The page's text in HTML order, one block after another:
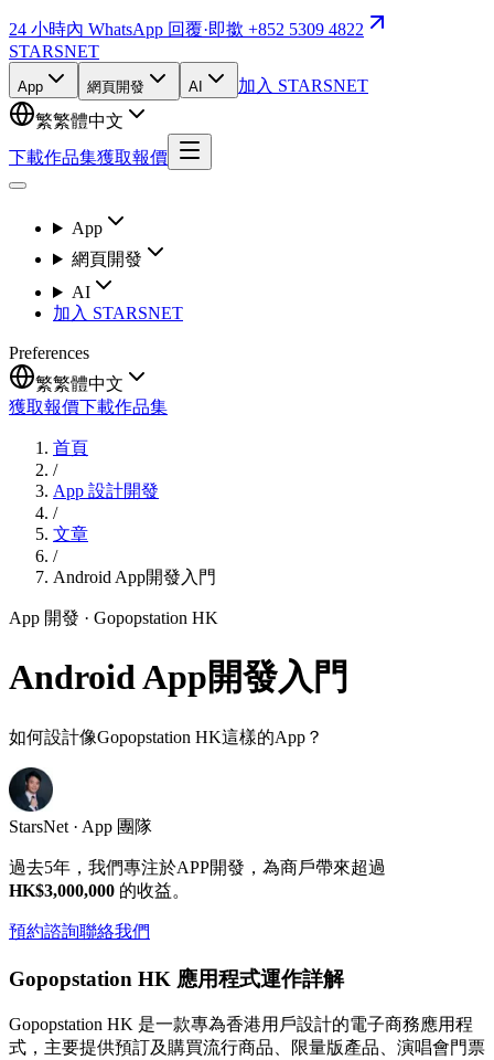
24 小時內 WhatsApp 回覆·即撳 +852 5309 4822
STARSNET
App 網頁開發 AI
加入 STARSNET
繁繁體中文
下載作品集獲取報價
App
網頁開發
AI
加入 STARSNET
Preferences
繁繁體中文
獲取報價下載作品集
首頁
/
App 設計開發
/
文章
/
Android App開發入門
App 開發 · Gopopstation HK
Android App開發入門
如何設計像Gopopstation HK這樣的App？
StarsNet · App 團隊
過去5年，我們專注於APP開發，為商戶帶來超過
HK$3,000,000 的收益。
預約諮詢聯絡我們
Gopopstation HK 應用程式運作詳解
Gopopstation HK 是一款專為香港用戶設計的電子商務應用程
式，主要提供預訂及購買流行商品、限量版產品、演唱會門票